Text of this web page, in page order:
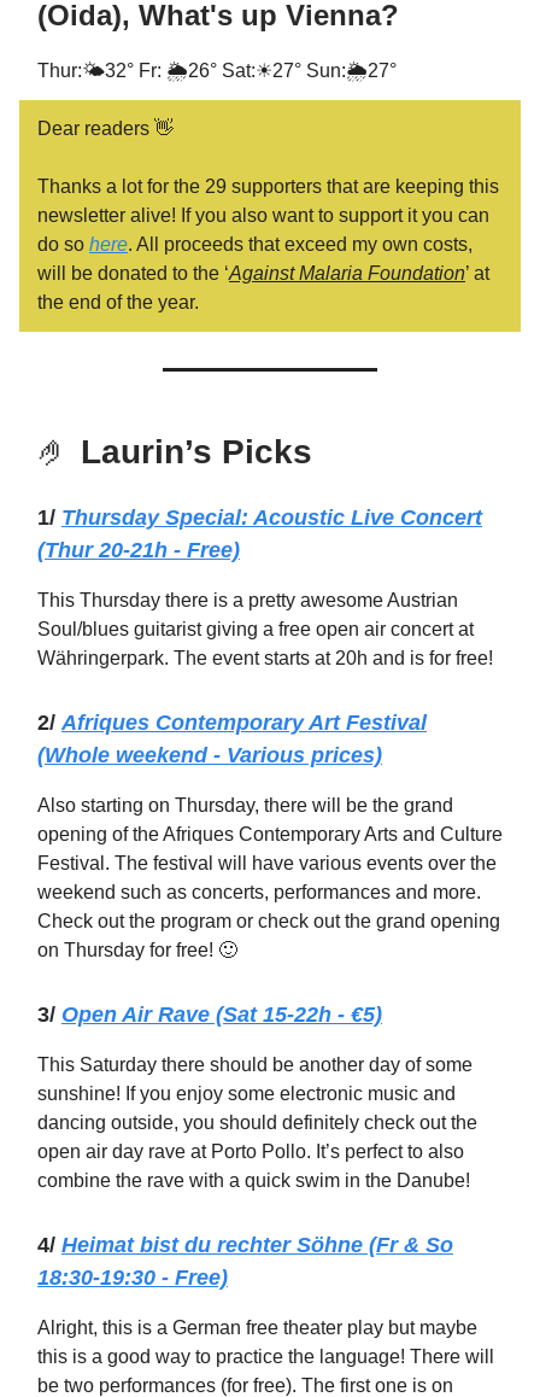
(Oida), What's up Vienna?
Thur:🌤32° Fr: 🌦️26° Sat:☀27° Sun:🌦️27°
Dear readers 👋
Thanks a lot for the 29 supporters that are keeping this
newsletter alive! If you also want to support it you can
do so here. All proceeds that exceed my own costs,
will be donated to the ‘Against Malaria Foundation’ at
the end of the year.
🤌 Laurin’s Picks
1/ Thursday Special: Acoustic Live Concert
(Thur 20-21h - Free)
This Thursday there is a pretty awesome Austrian
Soul/blues guitarist giving a free open air concert at
Währingerpark. The event starts at 20h and is for free!
2/Afriques Contemporary Art Festival
(Whole weekend - Various prices)
Also starting on Thursday, there will be the grand
opening of the Afriques Contemporary Arts and Culture
Festival. The festival will have various events over the
weekend such as concerts, performances and more.
Check out the program or check out the grand opening
on Thursday for free! 🙂
3/ Open Air Rave (Sat 15-22h - €5)
This Saturday there should be another day of some
sunshine! If you enjoy some electronic music and
dancing outside, you should definitely check out the
open air day rave at Porto Pollo. It’s perfect to also
combine the rave with a quick swim in the Danube!
4/ Heimat bist du rechter Söhne (Fr & So
18:30-19:30 - Free)
Alright, this is a German free theater play but maybe
this is a good way to practice the language! There will
be two performances (for free). The first one is on